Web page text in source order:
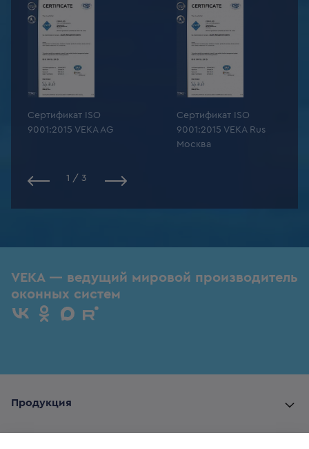
Сертификат ISO
9001:2015 VEKA AG
Сертификат ISO
9001:2015 VEKA Rus
Москва
1 / 3
VEKA — ведущий мировой производитель
оконных систем
Продукция